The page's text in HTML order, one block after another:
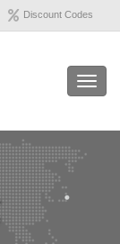
Discount Codes